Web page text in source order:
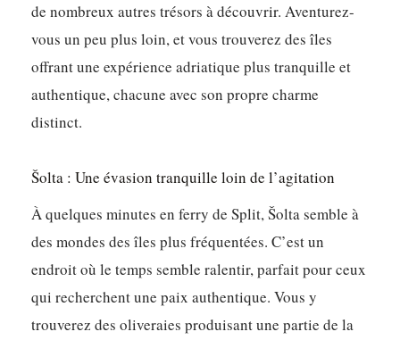
de nombreux autres trésors à découvrir. Aventurez-
vous un peu plus loin, et vous trouverez des îles
offrant une expérience adriatique plus tranquille et
authentique, chacune avec son propre charme
distinct.
Šolta : Une évasion tranquille loin de l’agitation
À quelques minutes en ferry de Split, Šolta semble à
des mondes des îles plus fréquentées. C’est un
endroit où le temps semble ralentir, parfait pour ceux
qui recherchent une paix authentique. Vous y
trouverez des oliveraies produisant une partie de la